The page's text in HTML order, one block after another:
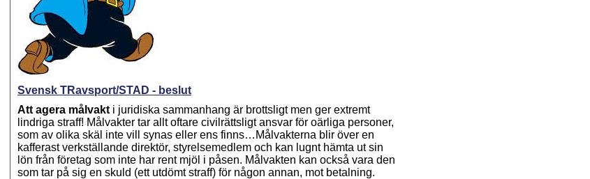
Svensk TRavsport/STAD - beslut
Att agera målvakt i juridiska sammanhang är brottsligt men ger extremt
lindriga straff! Målvakter tar allt oftare civilrättsligt ansvar för oärliga personer,
som av olika skäl inte vill synas eller ens finns…Målvakterna blir över en
kafferast verkställande direktör, styrelsemedlem och kan lugnt hämta ut sin
lön från företag som inte har rent mjöl i påsen. Målvakten kan också vara den
som tar på sig en skuld (ett utdömt straff) för någon annan, mot betalning.